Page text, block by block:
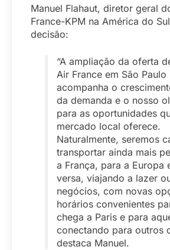
Manuel Flahaut, diretor geral
France-KPM na América do
decisão:
“A ampliação da oferta
Air France em São Paulo
acompanha o
da demanda e o nosso
para as oportunidades
mercado local oferece.
Naturalmente, seremos
transportar ainda mais
a França, para a Europa
versa, viajando a lazer
negócios, com novas
horários convenientes
chega a Paris e para
conectando para outros
destaca Manuel.